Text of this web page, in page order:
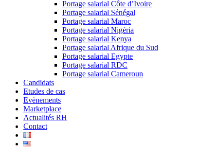
Portage salarial Côte d’Ivoire
Portage salarial Sénégal
Portage salarial Maroc
Portage salarial Nigéria
Portage salarial Kenya
Portage salarial Afrique du Sud
Portage salarial Egypte
Portage salarial RDC
Portage salarial Cameroun
Candidats
Etudes de cas
Evènements
Marketplace
Actualités RH
Contact